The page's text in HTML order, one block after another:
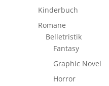
Kinderbuch
Romane
Belletristik
Fantasy
Graphic Novel
Horror